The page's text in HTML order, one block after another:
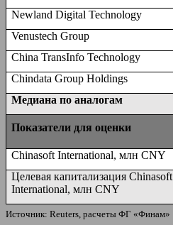
Newland Digital Technology
Venustech Group
China TransInfo Technology
Chindata Group Holdings
Медиана по аналогам
Показатели для оценки
Chinasoft International, млн CNY
Целевая капитализация Chinasoft
International, млн CNY
Источник: Reuters, расчеты ФГ «Финам»